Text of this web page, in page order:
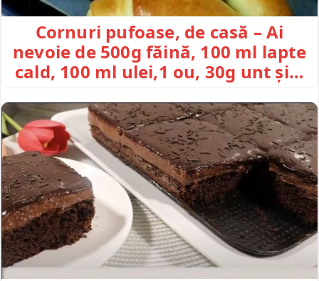
Cornuri pufoase, de casă – Ai
nevoie de 500g făină, 100 ml lapte
cald, 100 ml ulei,1 ou, 30g unt și…